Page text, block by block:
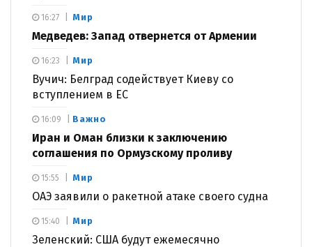
Мир
Медведев: Запад отвернется от Армении
16:27
Мир
Вучич: Белград содействует Киеву со
вступлением в ЕС
16:23
Важно
Иран и Оман близки к заключению
соглашения по Ормузскому проливу
16:09
Мир
ОАЭ заявили о ракетной атаке своего судна
15:55
Мир
Зеленский: США будут ежемесячно
15:40